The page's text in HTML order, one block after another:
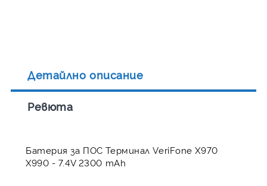
Детайлно описание
Ревюта
Батерия за ПОС Терминал VeriFone X970
X990 - 7.4V 2300 mAh